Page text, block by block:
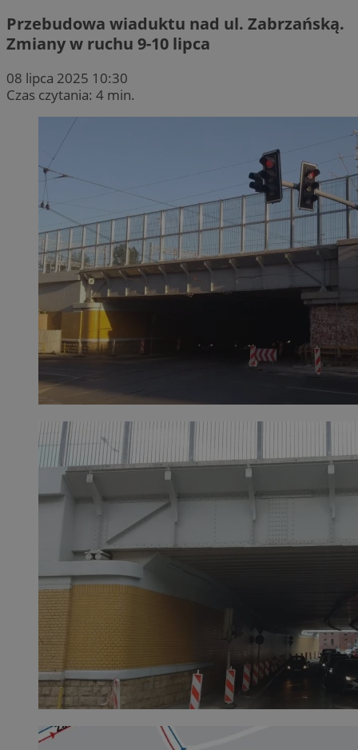
Przebudowa wiaduktu nad ul. Zabrzańską.
Zmiany w ruchu 9-10 lipca
08 lipca 2025 10:30
Czas czytania: 4 min.